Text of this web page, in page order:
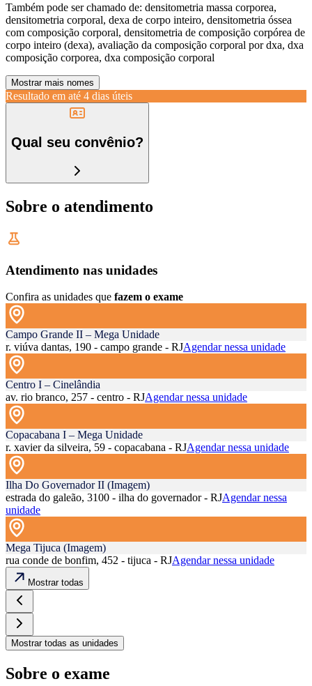
Também pode ser chamado de: densitometria massa corporea,
densitometria corporal, dexa de corpo inteiro, densitometria óssea
com composição corporal, densitometria de composição corpórea de
corpo inteiro (dexa), avaliação da composição corporal por dxa, dxa
composição corporea, dxa composição corporal
Mostrar mais nomes
Resultado em até 4 dias úteis
Qual seu convênio?
Sobre o atendimento
Atendimento nas unidades
Confira as unidades que fazem o exame
Campo Grande II – Mega Unidade
r. viúva dantas, 190 - campo grande - RJAgendar nessa unidade
Centro I – Cinelândia
av. rio branco, 257 - centro - RJAgendar nessa unidade
Copacabana I – Mega Unidade
r. xavier da silveira, 59 - copacabana - RJAgendar nessa unidade
Ilha Do Governador II (Imagem)
estrada do galeão, 3100 - ilha do governador - RJAgendar nessa
unidade
Mega Tijuca (Imagem)
rua conde de bonfim, 452 - tijuca - RJAgendar nessa unidade
Mostrar todas
Mostrar todas as unidades
Sobre o exame